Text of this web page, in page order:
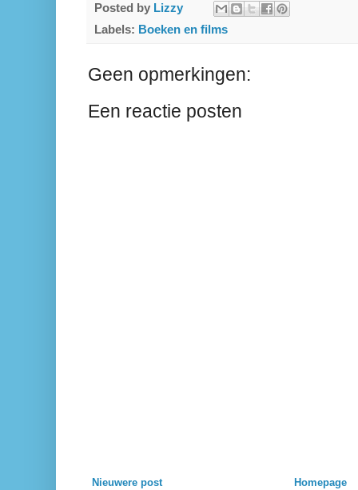
Posted by Lizzy
Labels: Boeken en films
Geen opmerkingen:
Een reactie posten
Nieuwere post Homepage